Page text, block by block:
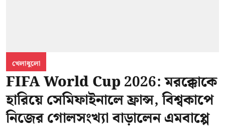
খেলাধুলো
FIFA World Cup 2026: মরক্কোকে
হারিয়ে সেমিফাইনালে ফ্রান্স, বিশ্বকাপে
নিজের গোলসংখ্যা বাড়ালেন এমবাপ্পে